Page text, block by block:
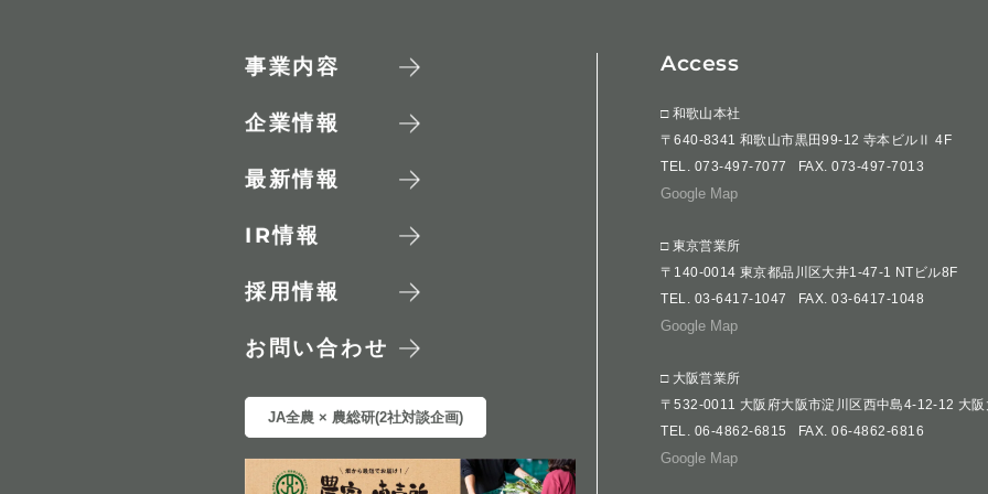
事業内容
企業情報
最新情報
IR情報
採用情報
お問い合わせ
JA全農 × 農総研(2社対談企画)
Access
□ 和歌山本社
〒640-8341 和歌山市黒田99-12 寺本ビルⅡ 4F
TEL. 073-497-7077 FAX. 073-497-7013
Google Map
□ 東京営業所
〒140-0014 東京都品川区大井1-47-1 NTビル8F
TEL. 03-6417-1047 FAX. 03-6417-1048
Google Map
□ 大阪営業所
〒532-0011 大阪府大阪市淀川区西中島4-12-12 大
TEL. 06-4862-6815 FAX. 06-4862-6816
Google Map